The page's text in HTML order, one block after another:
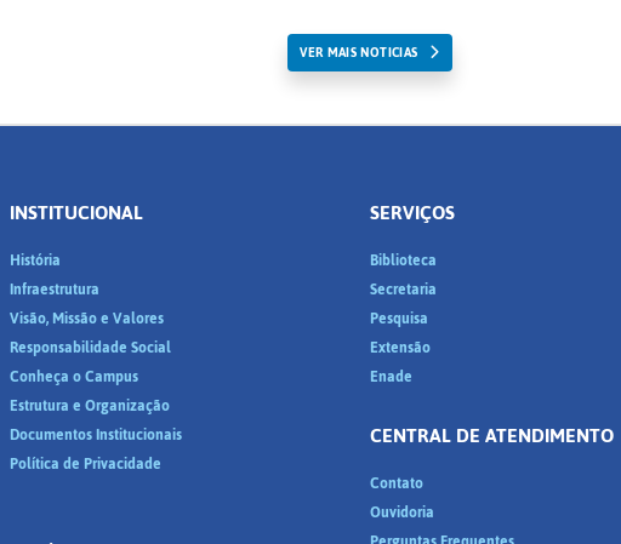
VER MAIS NOTICIAS
INSTITUCIONAL
História
Infraestrutura
Visão, Missão e Valores
Responsabilidade Social
Conheça o Campus
Estrutura e Organização
Documentos Institucionais
Política de Privacidade
SERVIÇOS
Biblioteca
Secretaria
Pesquisa
Extensão
Enade
CENTRAL DE ATENDIMENTO
Contato
Ouvidoria